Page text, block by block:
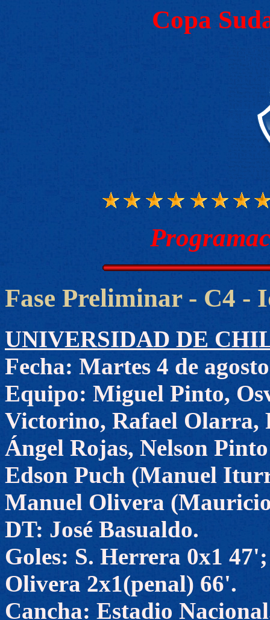
Copa
Fase Preliminar - C4 -
UNIVERSIDAD DE
Fecha: Martes 4 de
Equipo: Miguel Pinto,
Victorino, Rafael Olarra,
Ángel Rojas, Nelson
Edson Puch (Manuel
Manuel Olivera
DT: José Basualdo.
Goles: S. Herrera 0x1
Olivera 2x1(penal) 66'.
Cancha: Estadio